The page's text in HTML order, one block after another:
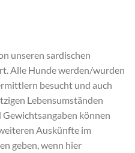
unseren sardischen
Alle Hunde werden/wurden
besucht und auch
Lebensumständen
können
Auskünfte im
geben, wenn hier